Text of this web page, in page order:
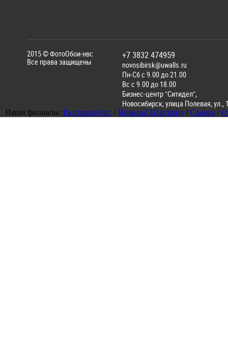
2015 ©ФотоОбои-нвс
Все права защищены
+7 3832 474959
novosibirsk@uwalls.ru
Пн-Сб с 9.00 до 21.00
Вс с 9.00 до 18.00
Бизнес-центр "Ситидел",
Новосибирск,улица Полевая, ул.,
Наши филиалы: Екатеринбург / Нижний Новгород / Самара /